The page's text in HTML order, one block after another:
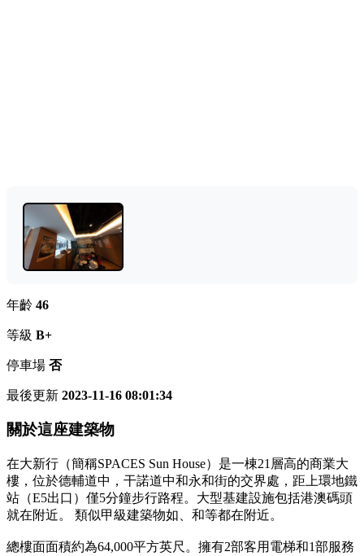
年齡 46
等級 B+
停車場 否
最後更新 2023-11-16 08:01:34
關於這座建築物
在大新行（簡稱SPACES Sun House）是一棟21層高的商業大
樓，位於德輔道中，干諾道中和永和街的交界處，距上環地鐵
站（E5出口）僅5分鐘步行路程。大型基建設施包括港澳碼頭
就在附近。 類似甲級建築物如、和等都在附近。
總樓面面積約為64,000平方英尺。擁有2部客用電梯和1部服務